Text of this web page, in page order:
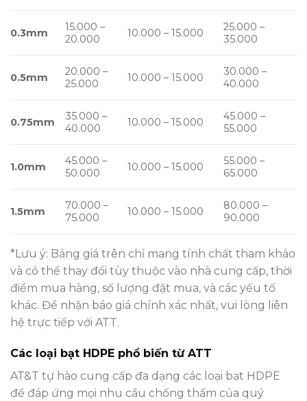
0.3mm
15.000 –
20.000
10.000 – 15.000
25.000 –
35.000
0.5mm
20.000 –
25.000
10.000 – 15.000
30.000 –
40.000
0.75mm
35.000 –
40.000
10.000 – 15.000
45.000 –
55.000
1.0mm
45.000 –
50.000
10.000 – 15.000
55.000 –
65.000
1.5mm
70.000 –
75.000
10.000 – 15.000
80.000 –
90.000
*Lưu ý: Bảng giá trên chỉ mang tính chất tham khảo
và có thể thay đổi tùy thuộc vào nhà cung cấp, thời
điểm mua hàng, số lượng đặt mua, và các yếu tố
khác. Để nhận báo giá chính xác nhất, vui lòng liên
hệ trực tiếp với ATT.
Các loại bạt HDPE phổ biến từ ATT
AT&T tự hào cung cấp đa dạng các loại bạt HDPE
để đáp ứng mọi nhu cầu chống thấm của quý